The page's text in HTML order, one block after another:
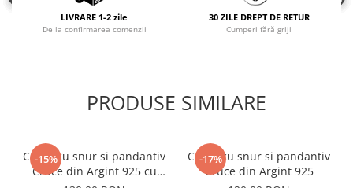
LIVRARE 1-2 zile
De la confirmarea comenzii
30 ZILE DREPT DE RETUR
Cumperi fără griji
PRODUSE SIMILARE
-15%
Colier cu snur si pandantiv
Cruce din Argint 925 cu
-17%
Colier cu snur si pandantiv
Cruce din Argint 925